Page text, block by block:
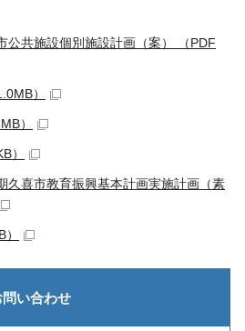
共施設個別施設計画（案） （PDF
）
）
）
喜市教育振興基本計画実施計画（素
問い合わせ